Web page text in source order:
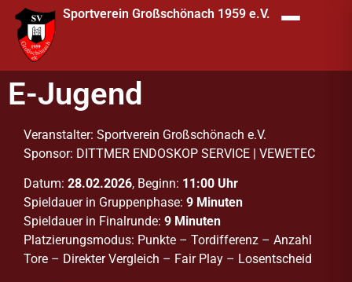
Sportverein Großschönach 1959 e.V.
E-Jugend
Veranstalter: Sportverein Großschönach e.V.
Sponsor: DITTMER ENDOSKOP SERVICE | VEWETEC
Datum: 28.02.2026, Beginn: 11:00 Uhr
Spieldauer in Gruppenphase: 9 Minuten
Spieldauer in Finalrunde: 9 Minuten
Platzierungsmodus: Punkte – Tordifferenz – Anzahl
Tore – Direkter Vergleich – Fair Play – Losentscheid